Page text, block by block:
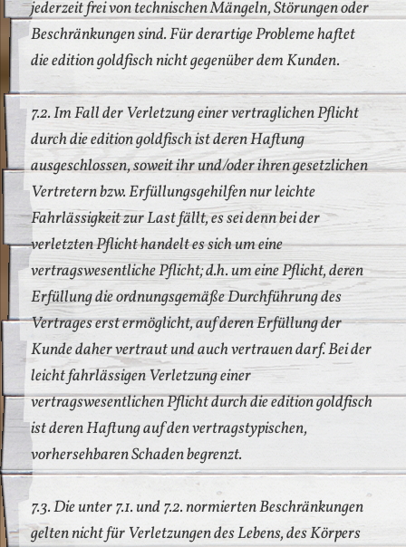
jederzeit frei von technischen Mängeln, Störungen oder
Beschränkungen sind. Für derartige Probleme haftet
die edition goldfisch nicht gegenüber dem Kunden.
7.2. Im Fall der Verletzung einer vertraglichen Pflicht
durch die edition goldfisch ist deren Haftung
ausgeschlossen, soweit ihr und/oder ihren gesetzlichen
Vertretern bzw. Erfüllungsgehilfen nur leichte
Fahrlässigkeit zur Last fällt, es sei denn bei der
verletzten Pflicht handelt es sich um eine
vertragswesentliche Pflicht; d.h. um eine Pflicht, deren
Erfüllung die ordnungsgemäße Durchführung des
Vertrages erst ermöglicht, auf deren Erfüllung der
Kunde daher vertraut und auch vertrauen darf. Bei der
leicht fahrlässigen Verletzung einer
vertragswesentlichen Pflicht durch die edition goldfisch
ist deren Haftung auf den vertragstypischen,
vorhersehbaren Schaden begrenzt.
7.3. Die unter 7.1. und 7.2. normierten Beschränkungen
gelten nicht für Verletzungen des Lebens, des Körpers